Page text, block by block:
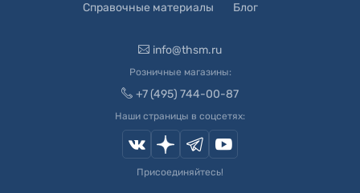
Справочные материалы Блог
info@thsm.ru
Розничные магазины:
+7 (495) 744-00-87
Наши страницы в соцсетях:
Присоединяйтесь!